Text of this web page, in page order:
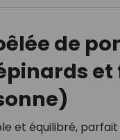
de
et
et équilibré,